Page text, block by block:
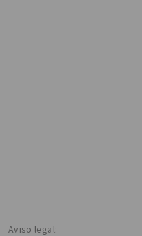
Aviso legal: